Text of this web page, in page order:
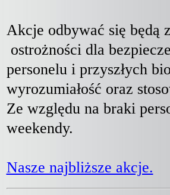
Akcje odbywać się będą
ostrożności dla
personelu i przyszłych
wyrozumiałość oraz
Ze względu na braki
weekendy.
Nasze najbliższe akcje.